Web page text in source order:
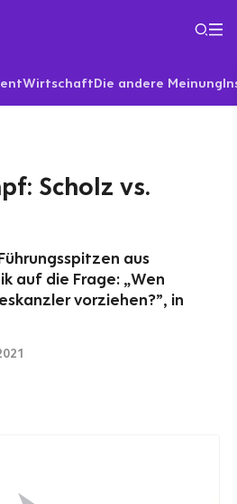
WirtschaftDie andere Meinung
Scholz vs.
aus
auf die Frage: „Wen
vorziehen?”, in